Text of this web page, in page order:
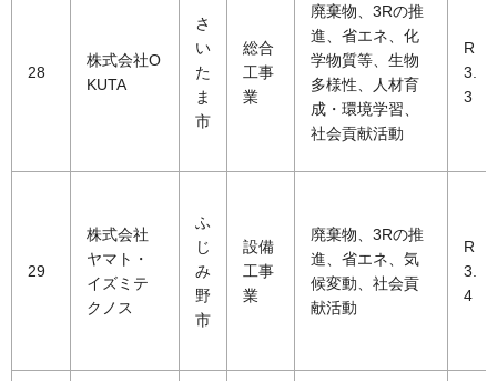
28
株式会社O
KUTA
さ
い
た
ま
市
総合
工事
業
廃棄物、3Rの推
進、省エネ、化
学物質等、生物
多様性、人材育
成・環境学習、
社会貢献活動
R
3.
3
29
株式会社
ヤマト・
イズミテ
クノス
ふ
じ
み
野
市
設備
工事
業
廃棄物、3Rの推
進、省エネ、気
候変動、社会貢
献活動
R
3.
4